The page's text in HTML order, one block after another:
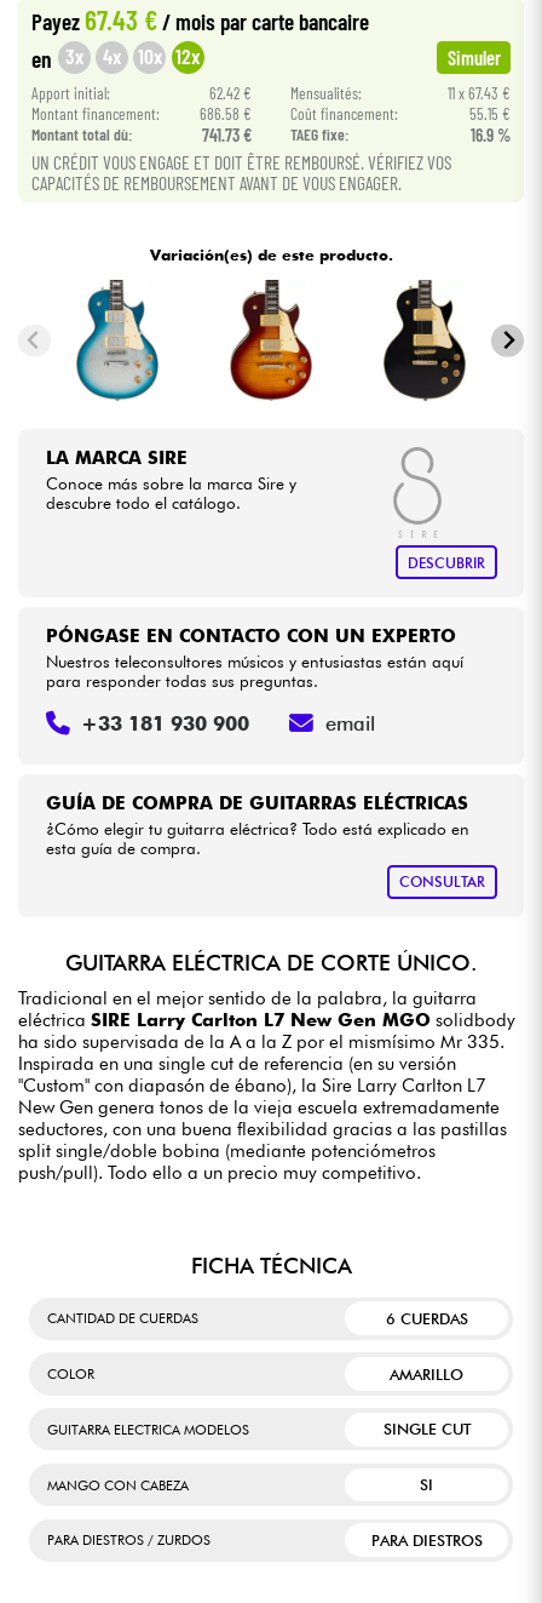
Cables & Acces.
HiFi
Bundle
• TOULOUSE
Payez67.43 € / mois par carte bancaire
en 3x 4x 10x 12x Simuler
Apport initial: 62.42 € Mensualités:
11 x 67.43 €
Montant financement:
686.58 € Coût financement:
55.15 €
Montant total dù:
741.73 € TAEG fixe: 16.9 %
UN CRÉDIT VOUS ENGAGE ET DOIT ÊTRE REMBOURSÉ. VÉRIFIEZ VOS
CAPACITÉS DE REMBOURSEMENT AVANT DE VOUS ENGAGER.
Variación(es) de este producto.
LA MARCA SIRE
Conoce más sobre la marca Sire y
descubre todo el catálogo.
DESCUBRIR
GUÍA DE COMPRA DE GUITARRAS ELÉCTRICAS
¿Cómo elegir tu guitarra eléctrica? Todo está explicado en
esta guía de compra.
CONSULTAR
PÓNGASE EN CONTACTO CON UN EXPERTO
Nuestros teleconsultores músicos y entusiastas están aquí
para responder todas sus preguntas.
+33 181 930 900 email
GUITARRA ELÉCTRICA DE CORTE ÚNICO.
Tradicional en el mejor sentido de la palabra, la guitarra
eléctrica SIRE Larry Carlton L7 New Gen MGO solidbody
ha sido supervisada de la A a la Z por el mismísimo Mr 335.
Inspirada en una single cut de referencia (en su versión
"Custom" con diapasón de ébano), la Sire Larry Carlton L7
New Gen genera tonos de la vieja escuela extremadamente
seductores, con una buena flexibilidad gracias a las pastillas
split single/doble bobina (mediante potenciómetros
push/pull). Todo ello a un precio muy competitivo.
FICHA TÉCNICA
CANTIDAD DE CUERDAS 6 CUERDAS
COLOR AMARILLO
GUITARRA ELECTRICA MODELOS SINGLE CUT
MANGO CON CABEZA SI
PARA DIESTROS / ZURDOS PARA DIESTROS